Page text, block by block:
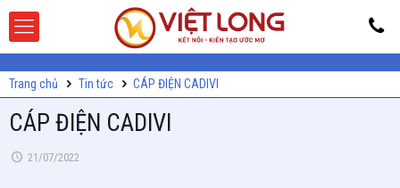
Trang chủ Tin tức CÁP ĐIỆN CADIVI
CÁP ĐIỆN CADIVI
21/07/2022